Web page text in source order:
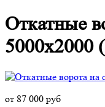
Откатные
5000x2000
от 87 000 руб